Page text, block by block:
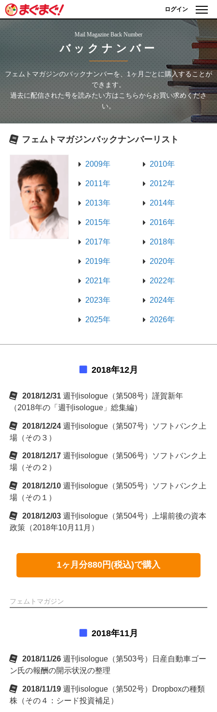
ログイン
Mail Magazine Back Number
バックナンバー
フェムトマガジンのバックナンバーを、1ヶ月ごとに購入することが
できます。
過去に配信された号を読みたい方はこちらからお買い求めくださ
い。
フェムトマガジンバックナンバーリスト
2009年 2010年
2011年 2012年
2013年 2014年
2015年 2016年
2017年 2018年
2019年 2020年
2021年 2022年
2023年 2024年
2025年 2026年
2018年12月
2018/12/31 週刊isologue（第508号）謹賀新年
（2018年の「週刊isologue」総集編）
2018/12/24 週刊isologue（第507号）ソフトバンク上
場（その３）
2018/12/17 週刊isologue（第506号）ソフトバンク上
場（その２）
2018/12/10 週刊isologue（第505号）ソフトバンク上
場（その１）
2018/12/03 週刊isologue（第504号）上場前後の資本
政策（2018年10月11月）
1ヶ月分880円(税込)で購入
フェムトマガジン
2018年11月
2018/11/26 週刊isologue（第503号）日産自動車ゴー
ン氏の報酬の開示状況の整理
2018/11/19 週刊isologue（第502号）Dropboxの種類
株（その４：シード投資補足）